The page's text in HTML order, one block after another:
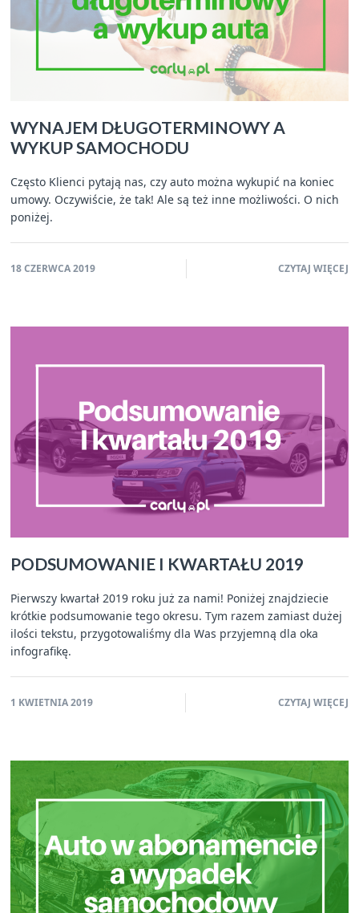
WYNAJEM DŁUGOTERMINOWY A
WYKUP SAMOCHODU
Często Klienci pytają nas, czy auto można wykupić na koniec
umowy. Oczywiście, że tak! Ale są też inne możliwości. O nich
poniżej.
18 CZERWCA 2019 CZYTAJ WIĘCEJ
PODSUMOWANIE I KWARTAŁU 2019
Pierwszy kwartał 2019 roku już za nami! Poniżej znajdziecie
krótkie podsumowanie tego okresu. Tym razem zamiast dużej
ilości tekstu, przygotowaliśmy dla Was przyjemną dla oka
infografikę.
1 KWIETNIA 2019 CZYTAJ WIĘCEJ